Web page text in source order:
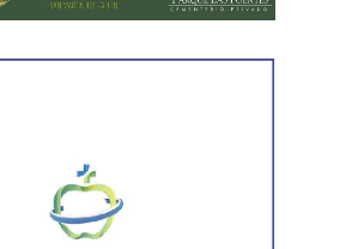
Amartino y Matías Cremonte, y el
Orsini.
estamos frente a un régimen de
de trabajo. En la Argentina,
al Estado de Derecho, a la